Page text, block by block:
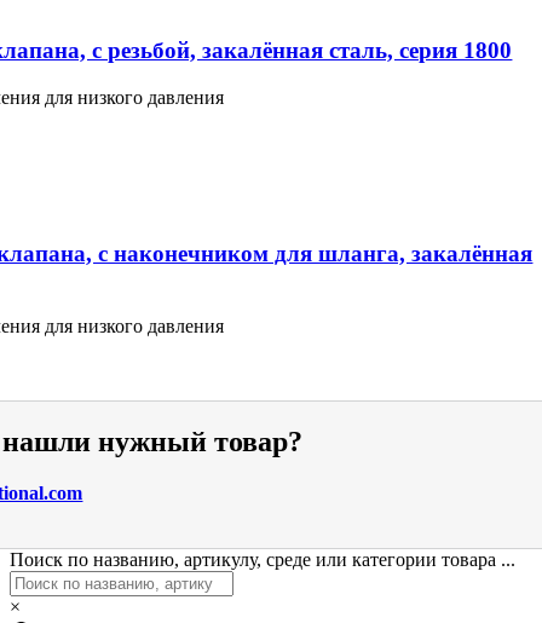
с резьбой, закалённая сталь, серия 1800
для низкого давления
с наконечником для шланга, закалённая
для низкого давления
нужный товар?
Поиск по названию, артикулу, среде или категории товара ...
×